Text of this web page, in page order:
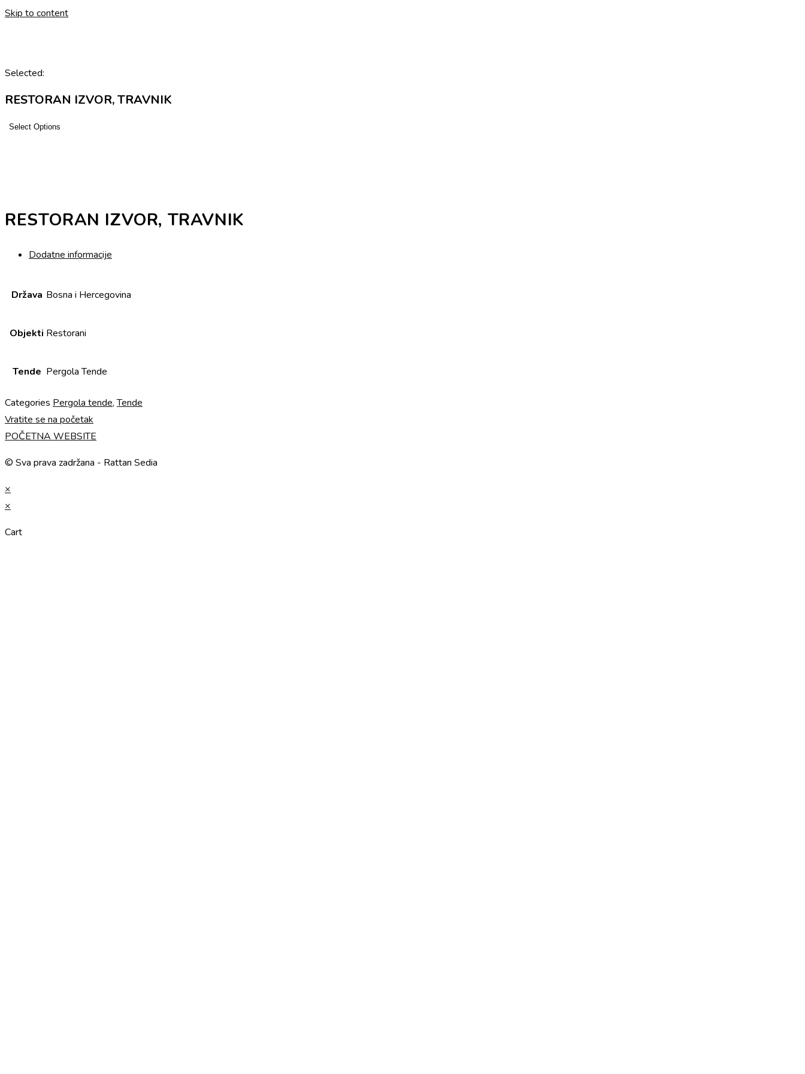
Skip to content
Selected:
RESTORAN IZVOR, TRAVNIK
Select Options
RESTORAN IZVOR, TRAVNIK
Dodatne informacije
Država Bosna i Hercegovina
Objekti Restorani
Tende Pergola Tende
Categories Pergola tende,Tende
Vratite se na početak
POČETNA WEBSITE
© Sva prava zadržana - Rattan Sedia
×
×
Cart